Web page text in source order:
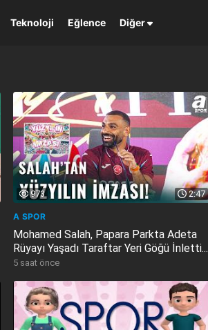
Teknoloji Eğlence Diğer
2:47
973
A SPOR
Mohamed Salah, Papara Parkta Adeta
Rüyayı Yaşadı Taraftar Yeri Göğü İnletti...
5 saat önce